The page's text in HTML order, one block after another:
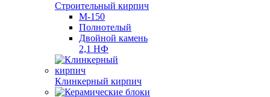
Строительный кирпич
М-150
Полнотелый
Двойной камень
2,1 НФ
Клинкерный кирпич